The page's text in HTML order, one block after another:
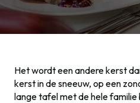
Het wordt een andere kerst
kerst in de sneeuw, op een
lange tafel met de hele